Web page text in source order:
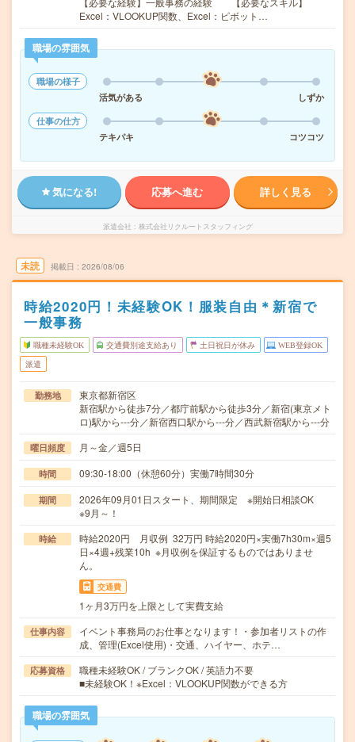
Excel：VLOOKUP関数、Excel：ピボット…
職場の雰囲気
職場の様子
活気がある
しずか
仕事の仕方
テキパキ
コツコツ
気になる! 応募へ進む 詳しく見る
派遣会社 株式会社リクルートスタッフィング
未読 掲載日 2026/08/06
時給2020円！未経験OK！服装自由＊新宿で
一般事務
職種未経験OK 交通費別途支給あり 土日祝日が休み WEB登録OK
派遣
勤務地
東京都新宿区
新宿駅から徒歩7分／都庁前駅から徒歩3分／新宿(東京メト
ロ)駅から---分／新宿西口駅から---分／西武新宿駅から---分
曜日頻度 月～金／週5日
時間 09:30-18:00（休憩60分）実働7時間30分
期間
2026年09月01日スタート、期間限定 ※開始日相談OK
※9月～！
時給
時給2020円 月収例 32万円 時給2020円×実働7h30m×週5
日×4週+残業10h ※月収例を保証するものではありませ
ん。
交通費
1ヶ月3万円を上限として実費支給
仕事内容
イベント事務局のお仕事となります！・参加者リストの作
成、管理(Excel使用)・交通、ハイヤー、ホテ…
応募資格
職種未経験OK / ブランクOK / 英語力不要
■未経験OK！※Excel：VLOOKUP関数ができる方
職場の雰囲気